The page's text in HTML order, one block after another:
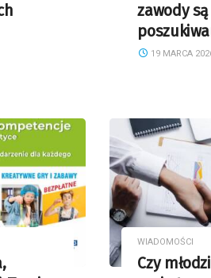
zawody
19 MARCA
WIADOMOŚCI
Czy